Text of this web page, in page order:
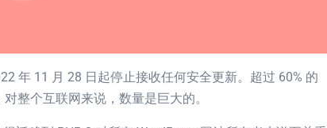
年 11 月 28 日起停止接收任何安全更新。超过 60% 的
整个互联网来说，数量是巨大的。